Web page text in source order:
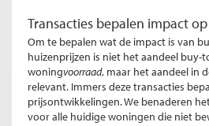
Transacties bepalen impact
Om te bepalen wat de impact is van
huizenprijzen is niet het aandeel buy-
woningvoorraad, maar het aandeel in
relevant. Immers deze transacties
prijsontwikkelingen. We benaderen
voor alle huidige woningen die niet